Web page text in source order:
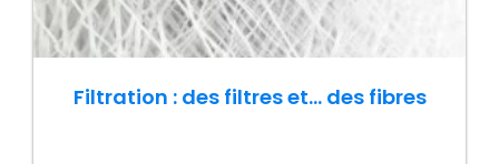
Filtration : des filtres et… des fibres